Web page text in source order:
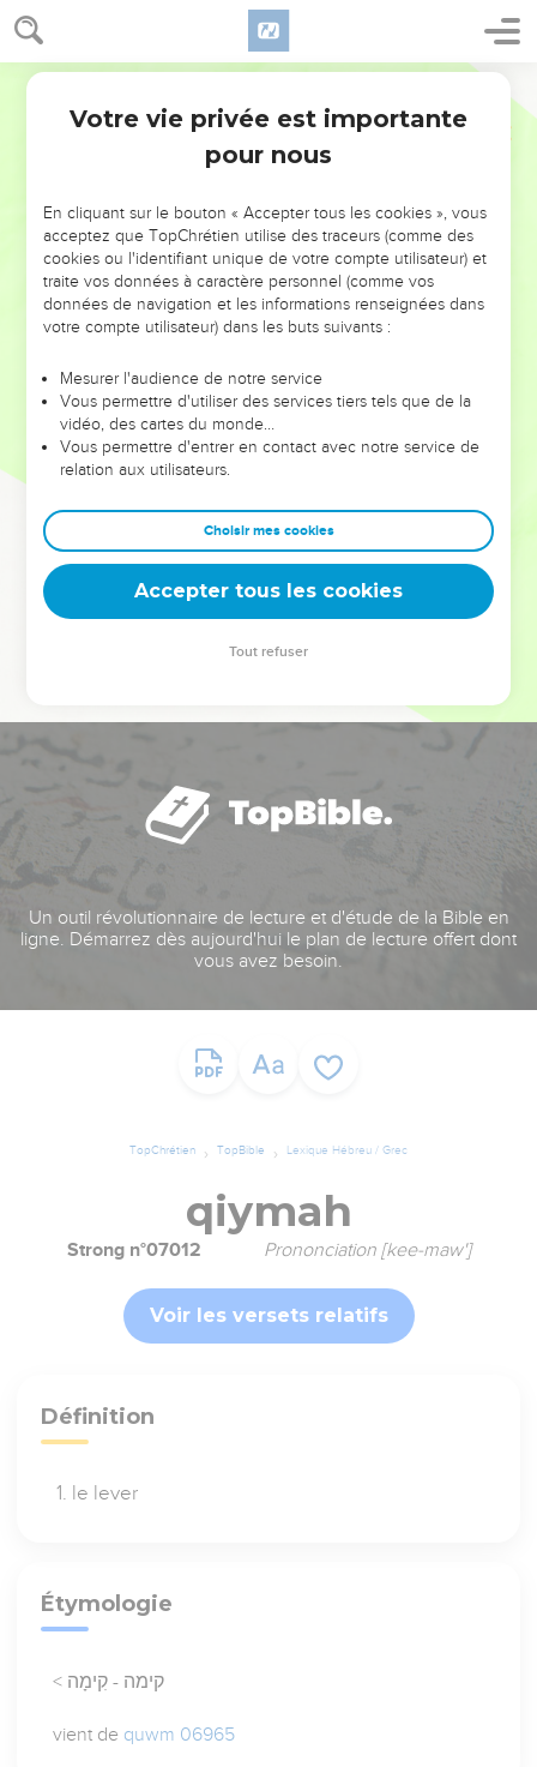
NE MANQUEZ PAS L’ÉVÉNEMENT
DE L’ANNÉE !
ET SI LEURS ERREURS POUVAIENT VOUS ÉVITER LES
VOTRES ?
leur foi ou leur vision. Mais on voit moins les doutes, les erreurs
et les saisons difficiles qu'ils ont traversés, alors même que ce
sont elles qui les ont façonnés.
Dans cette conférence, leaders, entrepreneurs, et responsables
clés pour avancer avec plus de sagesse afin que leurs erreurs
deviennent vos tremplins. Que vous guidiez un ministère, une
équipe, un groupe ou une famille, leur expérience est faite
Un outil révolutionnaire de lecture et d'étude de la Bible en
ligne. Démarrez dès aujourd'hui le plan de lecture offert dont
vous avez besoin.
TopChrétien TopBible Lexique Hébreu / Grec
qiymah
Strong n°07012 Prononciation [kee-maw']
Voir les versets relatifs
Définition
le lever
Étymologie
< קימה - קִימָה
vient de quwm 06965
Votre vie privée est importante
pour nous
En cliquant sur le bouton « Accepter tous les cookies », vous
acceptez que TopChrétien utilise des traceurs (comme des
cookies ou l'identifiant unique de votre compte utilisateur) et
traite vos données à caractère personnel (comme vos
données de navigation et les informations renseignées dans
votre compte utilisateur) dans les buts suivants :
Mesurer l'audience de notre service
Vous permettre d'utiliser des services tiers tels que de la
vidéo, des cartes du monde…
Vous permettre d'entrer en contact avec notre service de
relation aux utilisateurs.
Choisir mes cookies
Accepter tous les cookies
Tout refuser